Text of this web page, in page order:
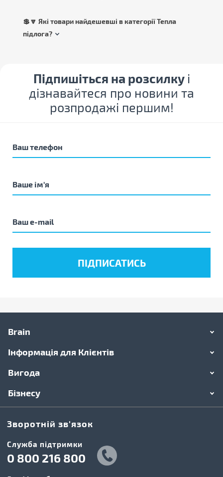
💲🔽 Які товари найдешевші в категорії Тепла
підлога?
Підпишіться на розсилку і
дізнавайтеся про новини та
розпродажі першим!
Brain
Інформація для Клієнтів
Вигода
Бізнесу
Зворотній зв'язок
Cлужба підтримки
0 800 216 800